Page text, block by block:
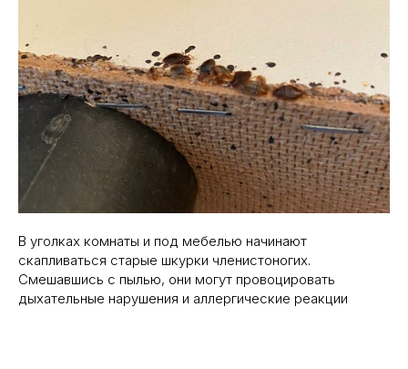
В уголках комнаты и под мебелью начинают
скапливаться старые шкурки членистоногих.
Смешавшись с пылью, они могут провоцировать
дыхательные нарушения и аллергические реакции